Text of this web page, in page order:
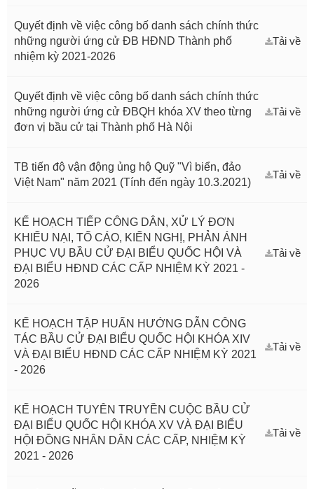
Quyết định về việc công bố danh sách chính thức
những người ứng cử ĐB HĐND Thành phố
nhiệm kỳ 2021-2026
Tải về
Quyết định về việc công bố danh sách chính thức
những người ứng cử ĐBQH khóa XV theo từng
đơn vị bầu cử tại Thành phố Hà Nội
Tải về
TB tiến độ vận động ủng hộ Quỹ "Vì biển, đảo
Việt Nam" năm 2021 (Tính đến ngày 10.3.2021)
Tải về
KẾ HOẠCH TIẾP CÔNG DÂN, XỬ LÝ ĐƠN
KHIẾU NẠI, TỐ CÁO, KIẾN NGHỊ, PHẢN ÁNH
PHỤC VỤ BẦU CỬ ĐẠI BIỂU QUỐC HỘI VÀ
ĐẠI BIỂU HĐND CÁC CẤP NHIỆM KỲ 2021 -
2026
Tải về
KẾ HOẠCH TẬP HUẤN HƯỚNG DẪN CÔNG
TÁC BẦU CỬ ĐẠI BIỂU QUỐC HỘI KHÓA XIV
VÀ ĐẠI BIỂU HĐND CÁC CẤP NHIỆM KỲ 2021
- 2026
Tải về
KẾ HOẠCH TUYÊN TRUYỀN CUỘC BẦU CỬ
ĐẠI BIỂU QUỐC HỘI KHÓA XV VÀ ĐẠI BIỂU
HỘI ĐỒNG NHÂN DÂN CÁC CẤP, NHIỆM KỲ
2021 - 2026
Tải về